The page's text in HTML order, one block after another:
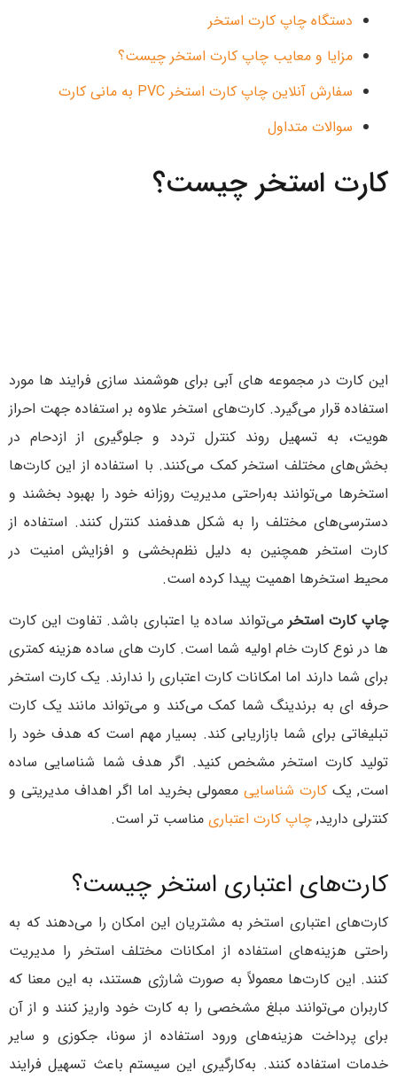
دستگاه چاپ کارت استخر
مزایا و معایب چاپ کارت استخر چیست؟
سفارش آنلاین چاپ کارت استخر PVC به مانی کارت
سوالات متداول
کارت استخر چیست؟
این کارت در مجموعه های آبی برای هوشمند سازی فرایند ها مورد
استفاده قرار می‌گیرد. کارت‌های استخر علاوه بر استفاده جهت احراز
هویت، به تسهیل روند کنترل تردد و جلوگیری از ازدحام در
بخش‌های مختلف استخر کمک می‌کنند. با استفاده از این کارت‌ها
استخرها می‌توانند به‌راحتی مدیریت روزانه خود را بهبود بخشند و
دسترسی‌های مختلف را به شکل هدفمند کنترل کنند. استفاده از
کارت استخر همچنین به دلیل نظم‌بخشی و افزایش امنیت در
محیط استخرها اهمیت پیدا کرده است.
چاپ کارت استخر می‌تواند ساده یا اعتباری باشد. تفاوت این کارت
ها در نوع کارت خام اولیه شما است. کارت های ساده هزینه کمتری
برای شما دارند اما امکانات کارت اعتباری را ندارند. یک کارت استخر
حرفه ای به برندینگ شما کمک می‌کند و می‌تواند مانند یک کارت
تبلیغاتی برای شما بازاریابی کند. بسیار مهم است که هدف خود را
تولید کارت استخر مشخص کنید. اگر هدف شما شناسایی ساده
است, یک کارت شناساییمعمولی بخرید اما اگر اهداف مدیریتی و
کنترلی دارید, چاپ کارت اعتباری مناسب تر است.
کارت‌های اعتباری استخر چیست؟
کارت‌های اعتباری استخر به مشتریان این امکان را می‌دهند که به
راحتی هزینه‌های استفاده از امکانات مختلف استخر را مدیریت
کنند. این کارت‌ها معمولاً به صورت شارژی هستند، به این معنا که
کاربران می‌توانند مبلغ مشخصی را به کارت خود واریز کنند و از آن
برای پرداخت هزینه‌های ورود استفاده از سونا، جکوزی و سایر
خدمات استفاده کنند. به‌کارگیری این سیستم باعث تسهیل فرایند